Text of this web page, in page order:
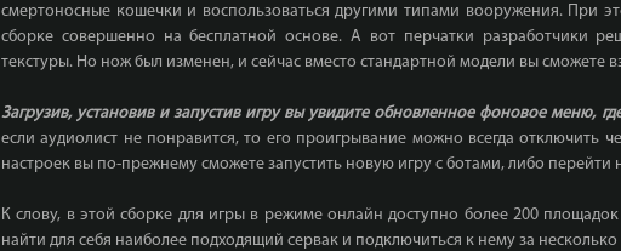
смертоносные кошечки и воспользоваться другими типами вооружения. При
сборке совершенно на бесплатной основе. А вот перчатки разработчики
текстуры. Но нож был изменен, и сейчас вместо стандартной модели вы сможете
Загрузив, установив и запустив игру вы увидите обновленное фоновое меню,
если аудиолист не понравится, то его проигрывание можно всегда
настроек вы по-прежнему сможете запустить новую игру с ботами, либо перейти
К слову, в этой сборке для игры в режиме онлайн доступно более 200
найти для себя наиболее подходящий сервак и подключиться к нему за несколько